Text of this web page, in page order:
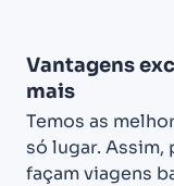
Vantagens
mais
Temos as
só lugar.
façam viagens